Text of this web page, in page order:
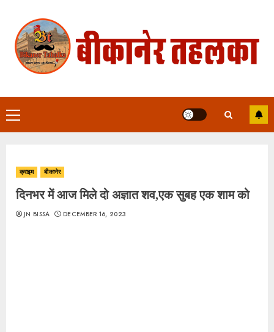
content
Primary
Menu
क्राइम बीकानेर
दिनभर में आज मिले दो अज्ञात शव,एक सुबह एक शाम को
JN BISSA DECEMBER 16, 2023